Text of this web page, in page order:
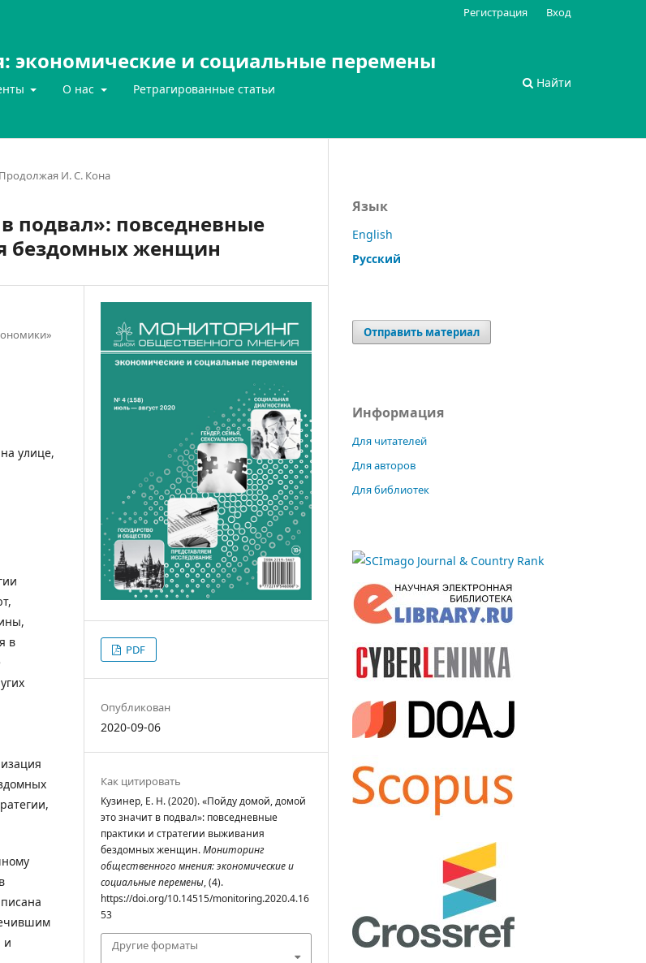
экономические и социальные перемены
О нас Ретрагированные статьи Найти
Регистрация Вход
Продолжая И. С. Кона
подвал»: повседневные
бездомных женщин
улице,
в
и
PDF
Опубликован
2020-09-06
Как цитировать
Кузинер, Е. Н. (2020). «Пойду домой, домой
это значит в подвал»: повседневные
практики и стратегии выживания
бездомных женщин.Мониторинг
общественного мнения: экономические и
социальные перемены, (4).
https://doi.org/10.14515/monitoring.2020.4.16
53
Другие форматы
Язык
English
Русский
Отправить материал
Информация
Для читателей
Для авторов
Для библиотек